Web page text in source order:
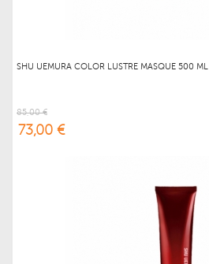
SHU UEMURA COLOR LUSTRE MASQUE 500 ML
85,00 €
73,00 €